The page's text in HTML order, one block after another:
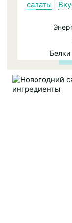
салаты
Белки